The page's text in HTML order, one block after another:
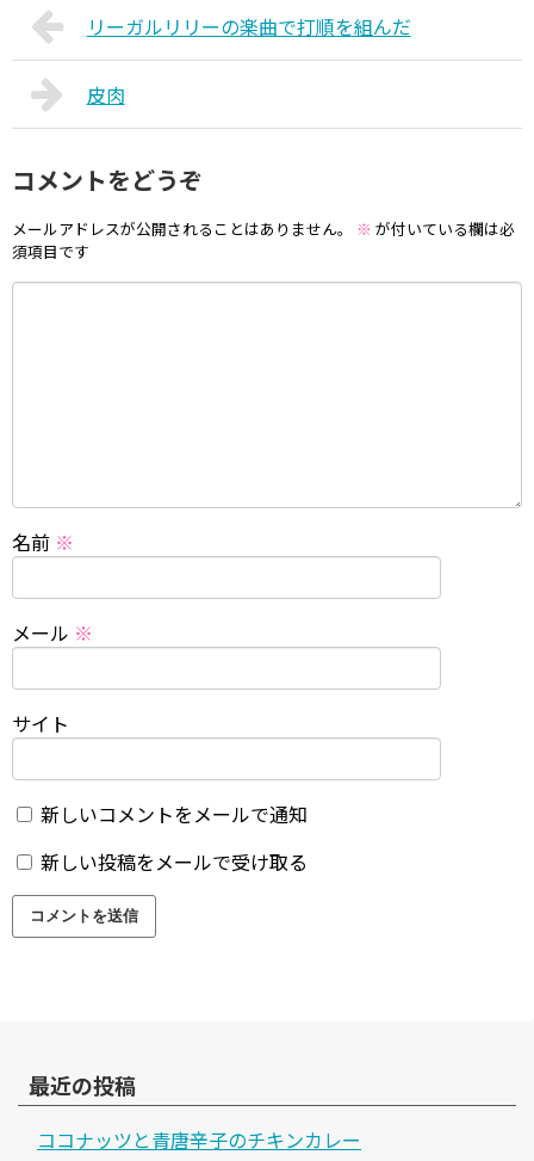
リーガルリリーの楽曲で打順を組んだ
皮肉
コメントをどうぞ
メールアドレスが公開されることはありません。 ※ が付いている欄は必
須項目です
名前 ※
メール ※
サイト
新しいコメントをメールで通知
新しい投稿をメールで受け取る
最近の投稿
ココナッツと青唐辛子のチキンカレー